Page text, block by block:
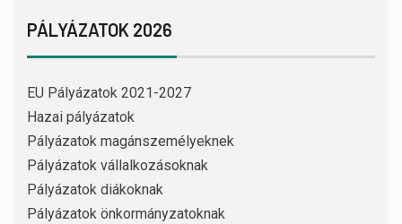
PÁLYÁZATOK 2026
EU Pályázatok 2021-2027
Hazai pályázatok
Pályázatok magánszemélyeknek
Pályázatok vállalkozásoknak
Pályázatok diákoknak
Pályázatok önkormányzatoknak